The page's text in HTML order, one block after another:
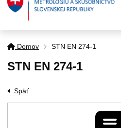
Domov STN EN 274-1
STN EN 274-1
Späť